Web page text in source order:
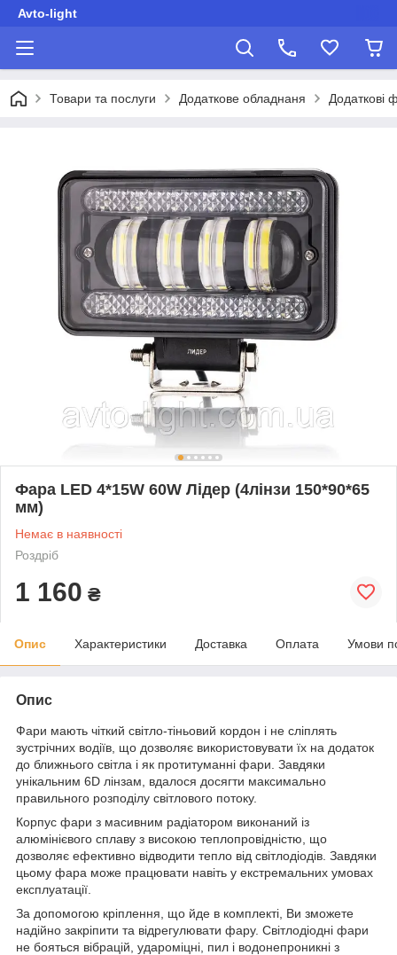
Avto-light
Товари та послуги Додаткове обладнаня Додаткові
Фара LED 4*15W 60W Лідер (4лінзи 150*90*65
мм)
Немає в наявності
Роздріб
1 160 ₴
Опис Характеристики Доставка Оплата Умови
Опис
Фари мають чіткий світло-тіньовий кордон і не сліплять
зустрічних водіїв, що дозволяє використовувати їх на додаток
до ближнього світла і як протитуманні фари. Завдяки
унікальним 6D лінзам, вдалося досягти максимально
правильного розподілу світлового потоку.
Корпус фари з масивним радіатором виконаний із
алюмінієвого сплаву з високою теплопровідністю, що
дозволяє ефективно відводити тепло від світлодіодів. Завдяки
цьому фара може працювати навіть у екстремальних умовах
експлуатації.
За допомогою кріплення, що йде в комплекті, Ви зможете
надійно закріпити та відрегулювати фару. Світлодіодні фари
не бояться вібрацій, удароміцні, пил і водонепроникні з